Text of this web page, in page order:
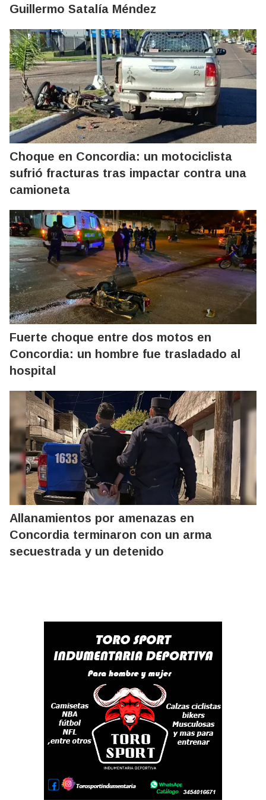
Guillermo Satalía Méndez
Choque en Concordia: un motociclista
sufrió fracturas tras impactar contra una
camioneta
Fuerte choque entre dos motos en
Concordia: un hombre fue trasladado al
hospital
Allanamientos por amenazas en
Concordia terminaron con un arma
secuestrada y un detenido